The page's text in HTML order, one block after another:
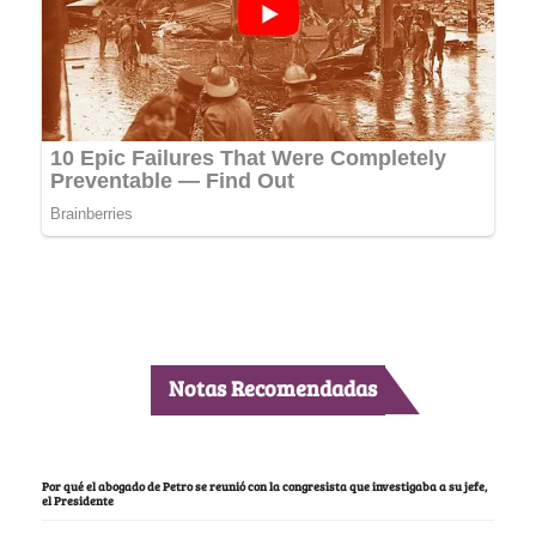
Notas Recomendadas
Por qué el abogado de Petro se reunió con la congresista que investigaba a su jefe,
el Presidente